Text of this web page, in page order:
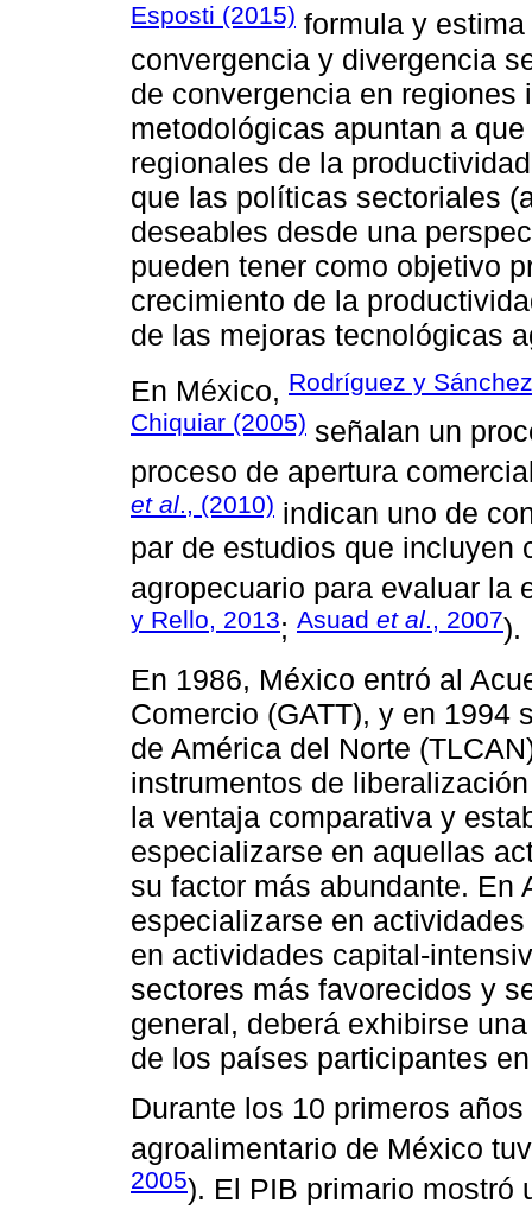
Esposti (2015) formula y
convergencia y divergencia
de convergencia en
metodológicas apuntan a
regionales de la
que las políticas sectoriales
deseables desde una
pueden tener como objetivo
crecimiento de la
de las mejoras tecnológicas
En México, Rodríguez y
Chiquiar (2005) señalan un
proceso de apertura
et al., (2010) indican uno de
par de estudios que incluyen
agropecuario para evaluar la
y Rello, 2013; Asuad et al., 2007).
En 1986, México entró al
Comercio (GATT), y en 1994
de América del Norte
instrumentos de
la ventaja comparativa y
especializarse en aquellas
su factor más abundante. En
especializarse en
en actividades capital-
sectores más favorecidos y
general, deberá exhibirse
de los países participantes
Durante los 10 primeros
agroalimentario de México
2005). El PIB primario mostró